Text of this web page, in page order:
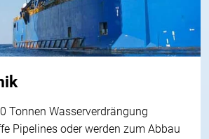
Tonnen Wasserverdrängung
Pipelines oder werden zum Abbau